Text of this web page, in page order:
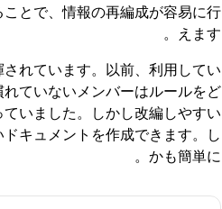
とで、情報の再編成が容易に行
えます。
れています。以前、利用してい
ていないメンバーはルールをど
いました。しかし改編しやすい
キュメントを作成できます。し
かも簡単に。